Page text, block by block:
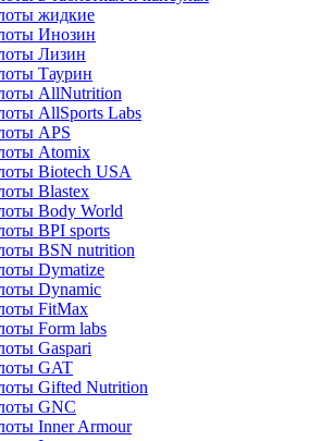
жидкие
Инозин
Лизин
Таурин
AllNutrition
AllSports Labs
APS
Atomix
Biotech USA
Blastex
Body World
BPI sports
BSN nutrition
Dymatize
Dynamic
FitMax
Form labs
Gaspari
GAT
Gifted Nutrition
GNC
Inner Armour